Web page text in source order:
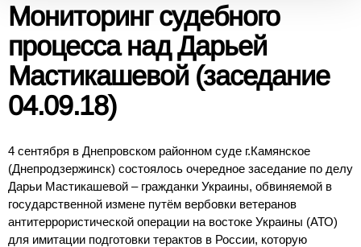
Мониторинг судебного
процесса над Дарьей
Мастикашевой (заседание
04.09.18)
4 сентября в Днепровском районном суде г.Камянское
(Днепродзержинск) состоялось очередное заседание по делу
Дарьи Мастикашевой – гражданки Украины, обвиняемой в
государственной измене путём вербовки ветеранов
антитеррористической операции на востоке Украины (АТО)
для имитации подготовки терактов в России, которую